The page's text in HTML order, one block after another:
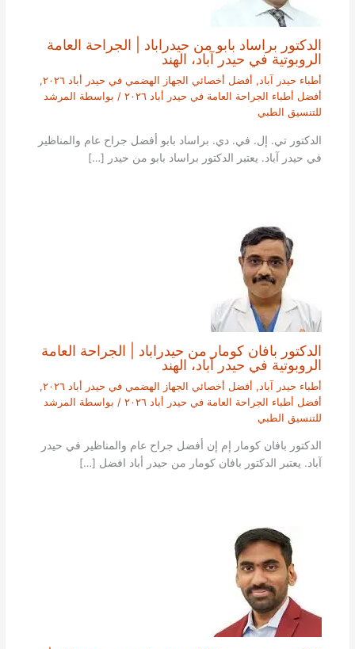
الدكتور براساد بابو من حيدراباد | الجراحة العامة
الروبوتية في حيدر آباد، الهند
أطباء حيدر آباد, أفضل أخصائي الجهاز الهضمي في حيدر أباد ٢٠٢٦
,
أفضل أطباء الجراحة العامة في حيدر أباد ٢٠٢٦
/ بواسطة المرشد
للتنسيق الطبي
الدكتور تي. إل. في. دي. براساد بابو أفضل جراح عام والمناظير
في حيدر آباد. يعتبر الدكتور براساد بابو من حيدر […]
الدكتور بافان كومار من حيدراباد | الجراحة العامة
الروبوتية في حيدر آباد، الهند
أطباء حيدر آباد , أفضل أخصائي الجهاز الهضمي في حيدر أباد ٢٠٢٦
,
أفضل أطباء الجراحة العامة في حيدر أباد ٢٠٢٦
/ بواسطة المرشد
للتنسيق الطبي
الدكتور بافان كومار إم إن أفضل جراح عام والمناظير في حيدر
آباد. يعتبر الدكتور بافان كومار من حيدر أباد افضل […]